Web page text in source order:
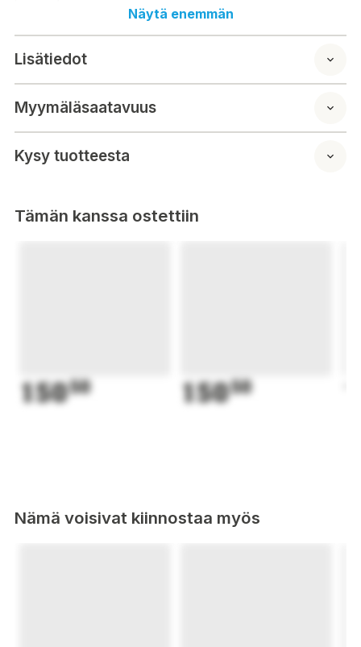
Näytä enemmän
Lisätiedot
Myymäläsaatavuus
Kysy tuotteesta
Tämän kanssa ostettiin
15050 15050
Nämä voisivat kiinnostaa myös